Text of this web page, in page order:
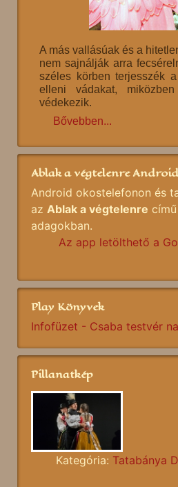
A más vallásúak és a
nem sajnálják arra
széles körben terjesszék
elleni vádakat,
védekezik.
Bővebben...
Ablak a végtelenre
Android okostelefonon és
az Ablak a végtelenre
adagokban.
Az app letölthető a
Play Könyvek
Infofüzet - Csaba testvér
Pillanatkép
Kategória: Tatabánya